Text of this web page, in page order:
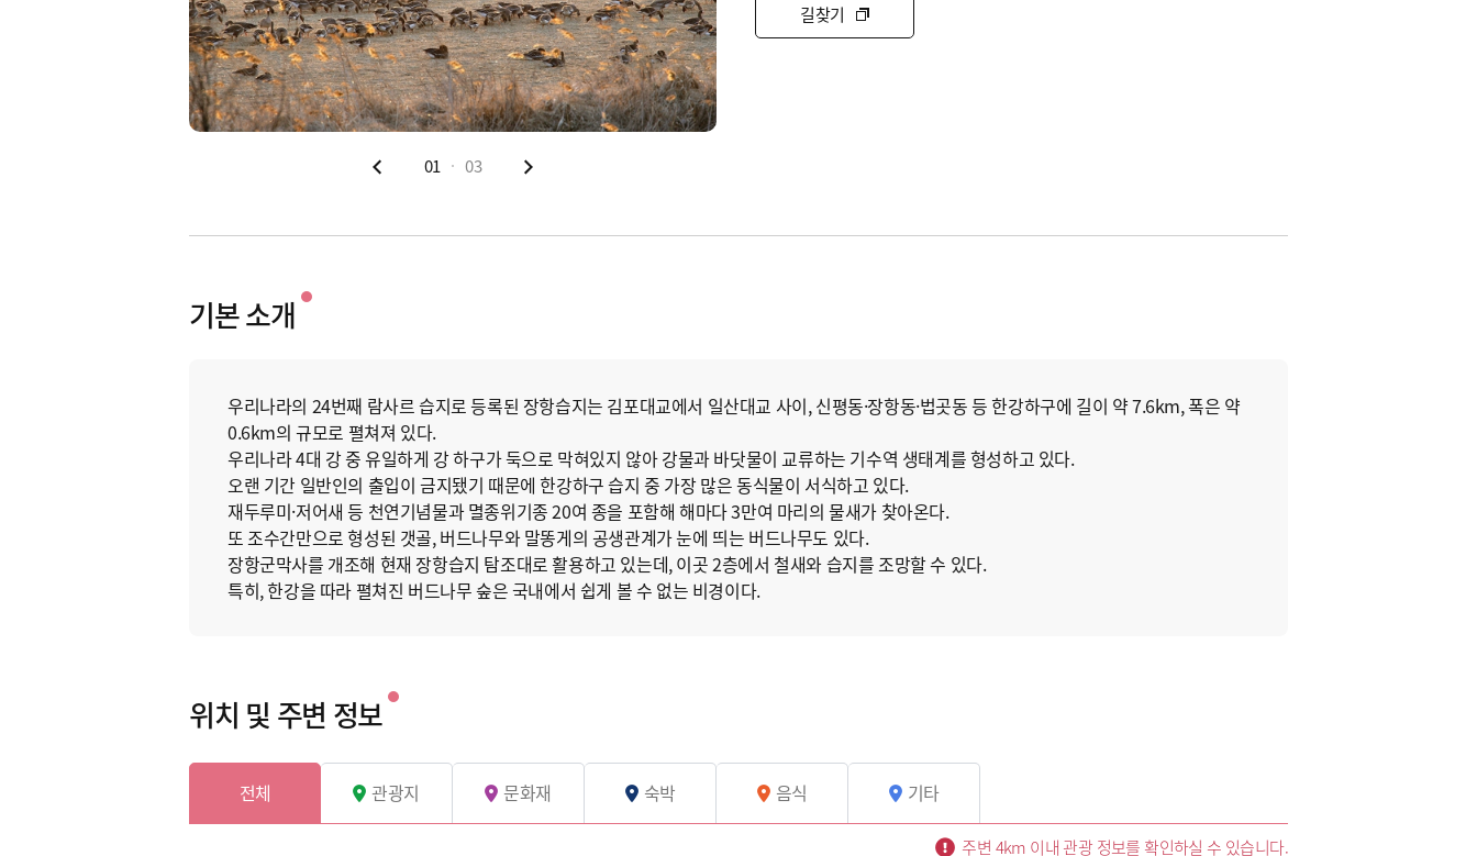
01 03
길찾기
기본 소개
우리나라의 24번째 람사르 습지로 등록된 장항습지는 김포대교에서 일산대교 사이, 신평동·장항동·법곳동 등 한강하구에 길이 약 7.6km, 폭은 약
0.6km의 규모로 펼쳐져 있다.
우리나라 4대 강 중 유일하게 강 하구가 둑으로 막혀있지 않아 강물과 바닷물이 교류하는 기수역 생태계를 형성하고 있다.
오랜 기간 일반인의 출입이 금지됐기 때문에 한강하구 습지 중 가장 많은 동식물이 서식하고 있다.
재두루미·저어새 등 천연기념물과 멸종위기종 20여 종을 포함해 해마다 3만여 마리의 물새가 찾아온다.
또 조수간만으로 형성된 갯골, 버드나무와 말똥게의 공생관계가 눈에 띄는 버드나무도 있다.
장항군막사를 개조해 현재 장항습지 탐조대로 활용하고 있는데, 이곳 2층에서 철새와 습지를 조망할 수 있다.
특히, 한강을 따라 펼쳐진 버드나무 숲은 국내에서 쉽게 볼 수 없는 비경이다.
위치 및 주변 정보
전체 관광지 문화재 숙박 음식 기타
주변 4km 이내 관광 정보를 확인하실 수 있습니다.